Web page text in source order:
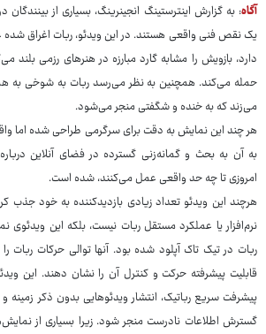
آگاه: به گزارش اینترستینگ انجینرینگ، بسیاری از
یک نقص فنی واقعی هستند. در این ویدئو، ربات اغراق
دارد، بازویش را مشابه گارد مبارزه در هنرهای رزمی
حمله می‌کند. همچنین به نظر می‌رسد ربات به شوخی به
می‌زند که به خنده و شگفتی منجر می‌شود.
هر چند این نمایش به دقت برای سرگرمی طراحی شده اما
به آن به بحث و گمانه‌زنی گسترده در فضای آنلاین
امروزی تا چه حد واقعی عمل می‌کنند، شده است.
هرچند این ویدئو تعداد زیادی بازدیدکننده به خود جذب
نرم‌افزار یا عملکرد مستقل ربات نیست، بلکه این ویدئوی
ربات در تیک تاک آپلود شده بود. آنها توالی حرکات ربات
قابلیت پیشرفته حرکت و کنترل آن را نشان دهند. این
پیشرفت سریع رباتیک، انتشار ویدئوهایی بدون ذکر
گسترش اطلاعات نادرست منجر شود. زیرا بسیاری از